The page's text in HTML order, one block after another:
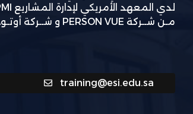
مـن شــركة PERSON VUE و شــركة أوتـوديـسـك AUTODESK.
training@esi.edu.sa